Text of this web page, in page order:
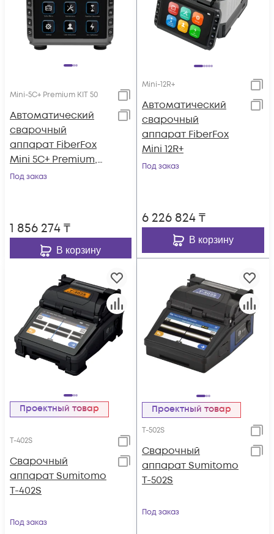
Mini-5C+ Premium KIT 50
Автоматический
сварочный
аппарат FiberFox
Mini 5C+ Premium,
комплект со
Под заказ
1 856 274₸
В корзину
Mini-12R+
Автоматический
сварочный
аппарат FiberFox
Mini 12R+
Под заказ
6 226 824₸
В корзину
Проектный товар
T-402S
Сварочный
аппарат Sumitomo
T-402S
Под заказ
Проектный товар
T-502S
Cварочный
аппарат Sumitomo
T-502S
Под заказ